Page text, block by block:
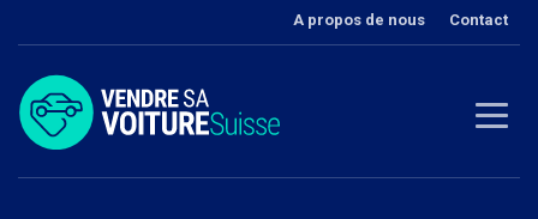
A propos de nous Contact